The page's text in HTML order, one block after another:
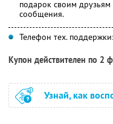
подарок своим
сообщения.
Телефон тех.
Купон действителен по 2
Узнай, как